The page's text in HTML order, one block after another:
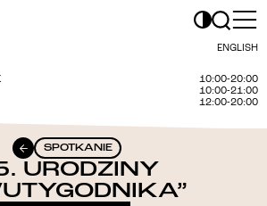
ENGLISH
10:00-20:00
10:00-21:00
12:00-20:00
SPOTKANIE
URODZINY